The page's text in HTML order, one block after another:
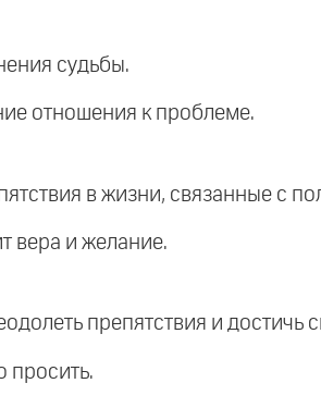
судьбы.
отношения к проблеме.
в жизни, связанные с
вера и желание.
препятствия и достичь
просить.